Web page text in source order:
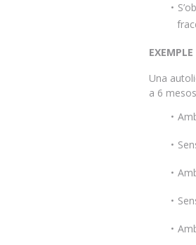
EXEMPLE
Una
a 6